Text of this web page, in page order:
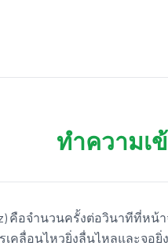
ทำความเ
คือจำนวนครั้งต่อวินาทีที่หน้
รเคลื่อนไหวยิ่งลื่นไหลและจอ